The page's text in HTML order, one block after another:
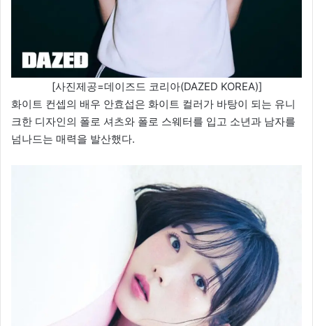
[사진제공=데이즈드 코리아(DAZED KOREA)]
화이트 컨셉의 배우 안효섭은 화이트 컬러가 바탕이 되는 유니
크한 디자인의 폴로 셔츠와 폴로 스웨터를 입고 소년과 남자를
넘나드는 매력을 발산했다.